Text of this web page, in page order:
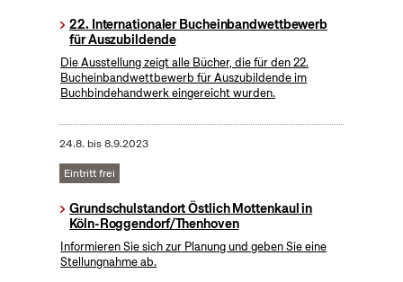
22. Internationaler Bucheinbandwettbewerb
für Auszubildende
Die Ausstellung zeigt alle Bücher, die für den 22.
Bucheinbandwettbewerb für Auszubildende im
Buchbindehandwerk eingereicht wurden.
24.8. bis8.9.2023
Eintritt frei
Grundschulstandort Östlich Mottenkaul in
Köln-Roggendorf/Thenhoven
Informieren Sie sich zur Planung und geben Sie eine
Stellungnahme ab.